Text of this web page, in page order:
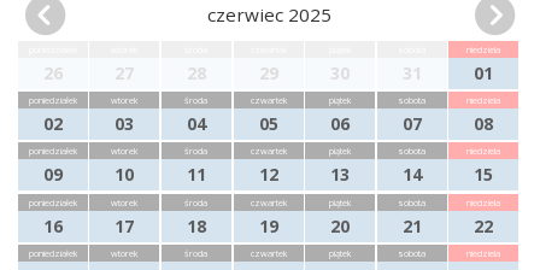
czerwiec 2025
26 27 28 29 30 31
niedziela
01
poniedziałek
02
wtorek
03
środa
04
czwartek
05
piątek
06
sobota
07
niedziela
08
poniedziałek
09
wtorek
10
środa
11
czwartek
12
piątek
13
sobota
14
niedziela
15
poniedziałek
16
wtorek
17
środa
18
czwartek
19
piątek
20
sobota
21
niedziela
22
poniedziałek wtorek środa czwartek piątek sobota niedziela